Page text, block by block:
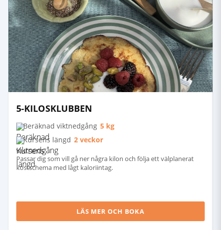
5-KILOSKLUBBEN
Beräknad viktnedgång 5 kg
Kursens längd 2 veckor
Passar dig som vill gå ner några kilon och följa ett välplanerat
kostschema med lågt kaloriintag.
LÄS MER OCH BOKA